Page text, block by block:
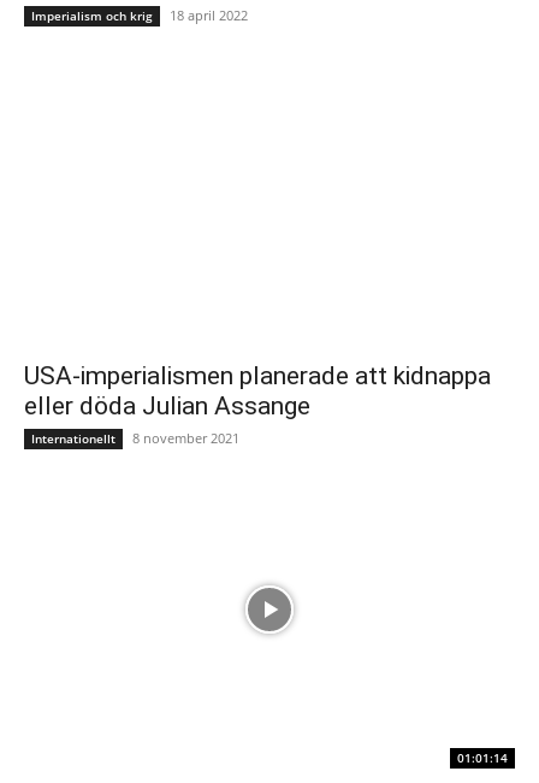
Imperialism och krig 18 april 2022
USA-imperialismen planerade att kidnappa
eller döda Julian Assange
Internationellt 8 november 2021
01:01:14